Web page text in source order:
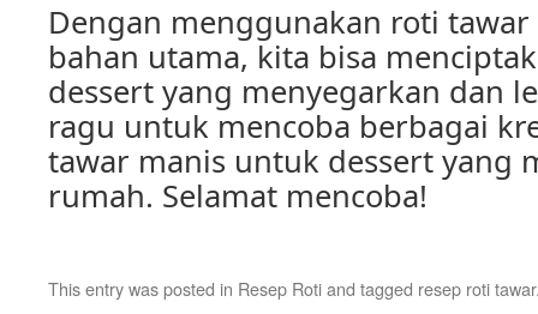
Dengan menggunakan roti tawar
bahan utama, kita bisa
dessert yang menyegarkan dan
ragu untuk mencoba berbagai
tawar manis untuk dessert yang
rumah. Selamat mencoba!
This entry was posted in Resep Rotiand tagged resep roti tawar